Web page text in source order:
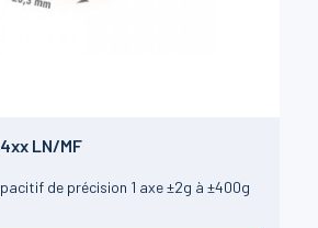
LN/MF
de précision 1 axe ±2g à ±400g